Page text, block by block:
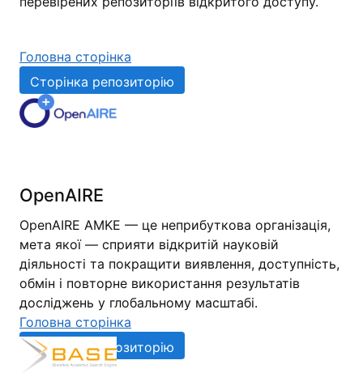
Головна сторінка
Сторінка репозиторію
OpenAIRE
OpenAIRE AMKE — це неприбуткова організація,
мета якої — сприяти відкритій науковій
діяльності та покращити виявлення, доступність,
обмін і повторне використання результатів
досліджень у глобальному масштабі.
Головна сторінка
Сторінка репозиторію